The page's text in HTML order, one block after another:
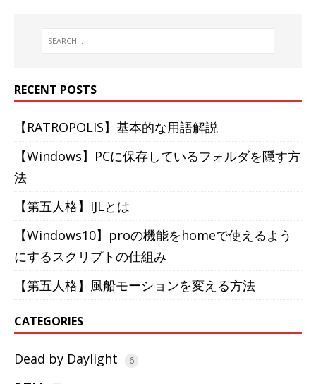
RECENT POSTS
【RATROPOLIS】基本的な用語解説
【Windows】PCに保存しているフォルダを隠す方
法
【第五人格】IJLとは
【Windows10】proの機能をhomeで使えるよう
にするスクリプトの仕組み
【第五人格】風船モーションを変える方法
CATEGORIES
Dead by Daylight 6